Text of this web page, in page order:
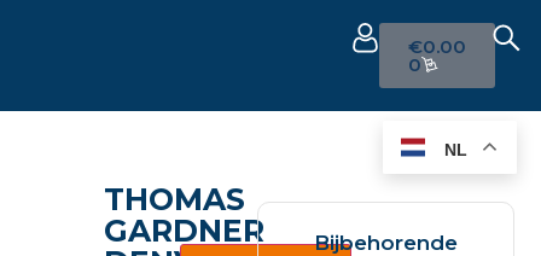
€0.00
0
THOMAS
GARDNER
Bijbehorende
NL